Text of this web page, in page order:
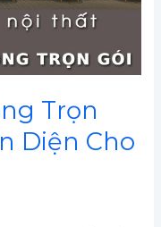
Trọn
Diện Cho